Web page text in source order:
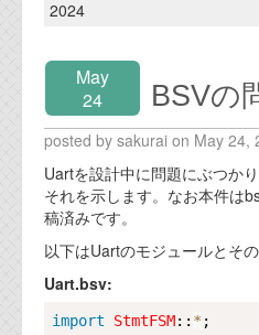
2024
May
24
BSVの
posted by sakurai on May 24,
Uartを設計中に問題にぶつか
それを示します。なお本件は
稿済みです。
以下はUartのモジュールとそ
Uart.bsv:
import StmtFSM:: * ;